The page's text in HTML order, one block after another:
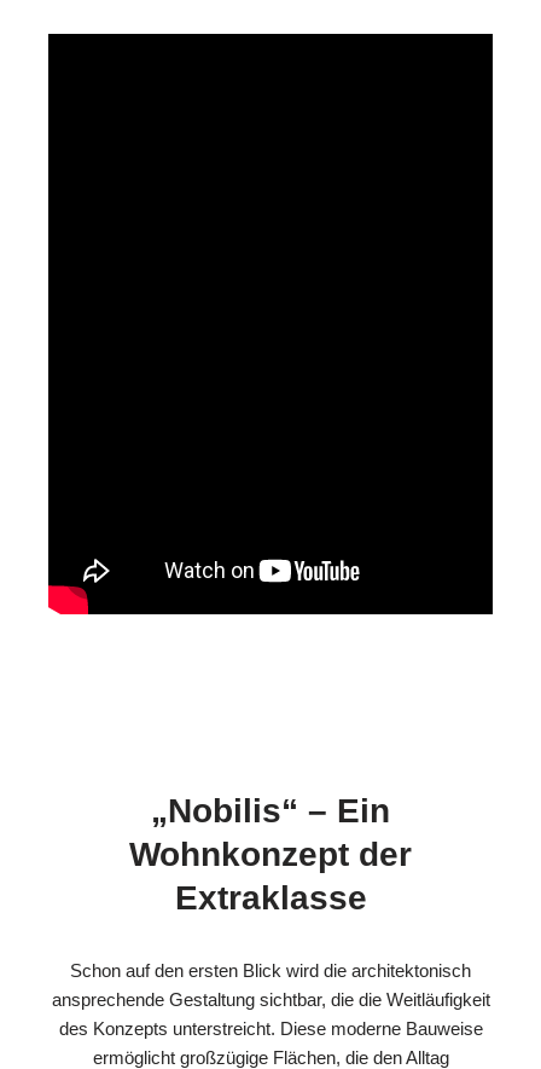
„Nobilis“ – Ein
Wohnkonzept der
Extraklasse
Schon auf den ersten Blick wird die architektonisch
ansprechende Gestaltung sichtbar, die die Weitläufigkeit
des Konzepts unterstreicht. Diese moderne Bauweise
ermöglicht großzügige Flächen, die den Alltag